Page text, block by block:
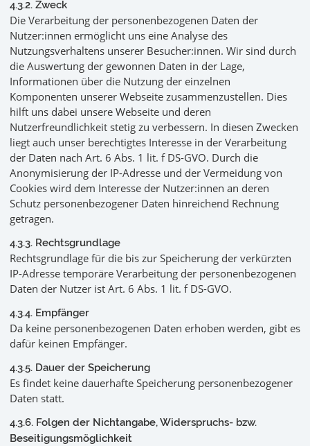
4.3.2. Zweck
Die Verarbeitung der personenbezogenen Daten der
Nutzer:innen ermöglicht uns eine Analyse des
Nutzungsverhaltens unserer Besucher:innen. Wir sind durch
die Auswertung der gewonnen Daten in der Lage,
Informationen über die Nutzung der einzelnen
Komponenten unserer Webseite zusammenzustellen. Dies
hilft uns dabei unsere Webseite und deren
Nutzerfreundlichkeit stetig zu verbessern. In diesen Zwecken
liegt auch unser berechtigtes Interesse in der Verarbeitung
der Daten nach Art. 6 Abs. 1 lit. f DS-GVO. Durch die
Anonymisierung der IP-Adresse und der Vermeidung von
Cookies wird dem Interesse der Nutzer:innen an deren
Schutz personenbezogener Daten hinreichend Rechnung
getragen.
4.3.3. Rechtsgrundlage
Rechtsgrundlage für die bis zur Speicherung der verkürzten
IP-Adresse temporäre Verarbeitung der personenbezogenen
Daten der Nutzer ist Art. 6 Abs. 1 lit. f DS-GVO.
4.3.4. Empfänger
Da keine personenbezogenen Daten erhoben werden, gibt es
dafür keinen Empfänger.
4.3.5. Dauer der Speicherung
Es findet keine dauerhafte Speicherung personenbezogener
Daten statt.
4.3.6. Folgen der Nichtangabe, Widerspruchs- bzw.
Beseitigungsmöglichkeit